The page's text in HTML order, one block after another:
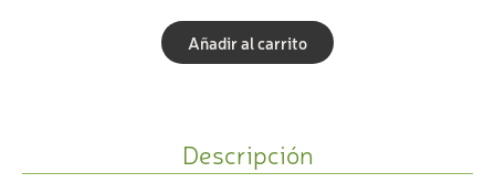
Añadir al carrito
Descripción